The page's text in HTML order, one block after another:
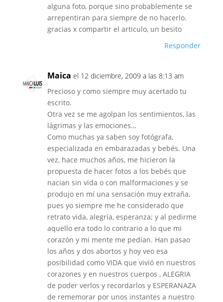
alguna foto, porque sino probablemente se
arrepentiran para siempre de no hacerlo.
gracias x compartir el articulo, un besito
Responder
Maica el 12 diciembre, 2009 a las 8:13 am
Precioso y como siempre muy acertado tu
escrito.
Otra vez se me agolpan los sentimientos, las
lágrimas y las emociones…
Como muchas ya saben soy fotógrafa,
especializada en embarazadas y bebés. Una
vez, hace muchos años, me hicieron la
propuesta de hacer fotos a los bebés que
nacian sin vida o con malformaciones y se
produjo en mí una sensación muy extraña,
pues yo siempre me he considerado que
retrato vida, alegría, esperanza; y al pedirme
aquello era todo lo contrario a lo que mi
corazón y mi mente me pedían. Han pasao
los años y dos abortos y hoy veo esa
posibilidad como VIDA que vivió en nuestros
corazones y en nuestros cuerpos , ALEGRIA
de poder verlos y recordarlos y ESPERANAZA
de rememorar por unos instantes a nuestro